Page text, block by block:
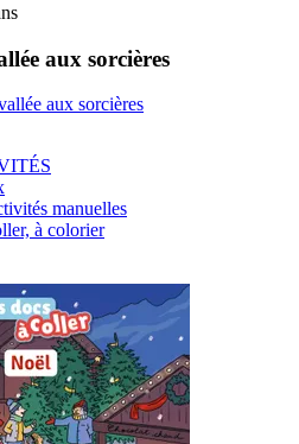
aux sorcières
aux sorcières
manuelles
à colorier